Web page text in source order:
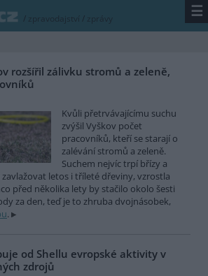
/ zpravodajství / zprávy ☰
rozšířil zálivku stromů a zeleně,
Kvůli přetrvávajícímu suchu
zvýšil Vyškov počet
pracovníků, kteří se starají o
zalévání stromů a zeleně.
Suchem nejvíc trpí břízy a
letos i tříleté dřeviny, vzrostla
před několika lety by stačilo okolo šesti
za den, teď je to zhruba dvojnásobek,
.
od Shellu evropské aktivity v
zdrojů